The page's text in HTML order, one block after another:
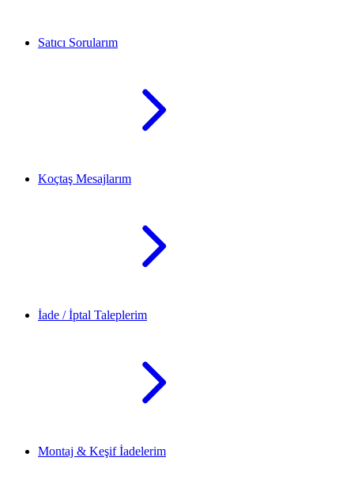
Satıcı Sorularım
Koçtaş Mesajlarım
İade / İptal Taleplerim
Montaj & Keşif İadelerim